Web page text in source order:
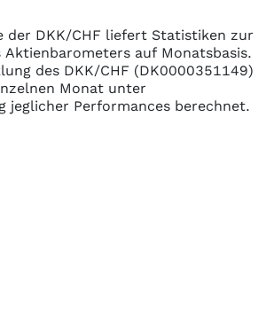
der DKK/CHF liefert Statistiken zur
Aktienbarometers auf Monatsbasis.
des DKK/CHF (DK0000351149)
Monat unter
jeglicher Performances berechnet.